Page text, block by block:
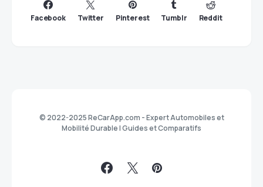
Facebook Twitter Pinterest Tumblr Reddit
© 2022-2025 ReCarApp.com - Expert Automobiles et
Mobilité Durable | Guides et Comparatifs